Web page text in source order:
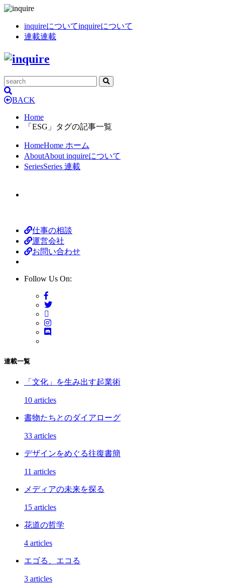
inquireについてinquireについて
連載連載
BACK
Home
「ESG」タグの記事一覧
HomeHome ホーム
AboutAbout inquireについて
SeriesSeries 連載
仕事の相談
運営会社
お問い合わせ
Follow Us On:
連載一覧
「文化」を生み出す起業術
10 articles
書物たちとのダイアローグ
33 articles
デザインをめぐる往復書簡
11 articles
メディアの未来を探る
15 articles
花道の哲学
4 articles
エゴる、エコる
3 articles